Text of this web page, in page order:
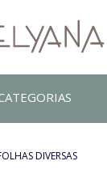
DIVERSAS